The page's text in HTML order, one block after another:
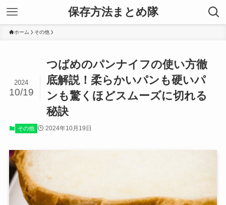
保存方法まとめ隊
ホーム その他
つばめのパンナイフの使い方徹
底解説！柔らかいパンも硬いパ
ンも驚くほどスムーズに切れる
秘訣
2024
10/19
その他 2024年10月19日